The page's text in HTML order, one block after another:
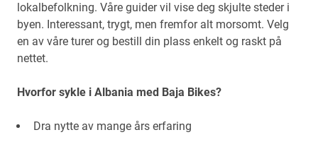
lokalbefolkning. Våre guider vil vise deg skjulte steder i
byen. Interessant, trygt, men fremfor alt morsomt. Velg
en av våre turer og bestill din plass enkelt og raskt på
nettet.
Hvorfor sykle i Albania med Baja Bikes?
Dra nytte av mange års erfaring